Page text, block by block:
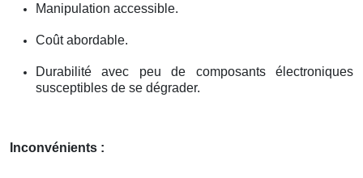
Manipulation accessible.
Coût abordable.
Durabilité avec peu de composants électroniques
susceptibles de se dégrader.
Inconvénients :